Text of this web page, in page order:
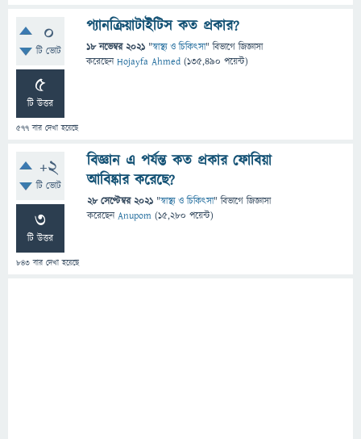
0
টি ভোট
5
টি উত্তর
577 বার দেখা হয়েছে
প্যানক্রিয়াটাইটিস কত প্রকার?
18 নভেম্বর 2021 "স্বাস্থ্য ও চিকিৎসা" বিভাগে জিজ্ঞাসা
করেছেনHojayfa Ahmed (135,490 পয়েন্ট)
+2
টি ভোট
3
টি উত্তর
843 বার দেখা হয়েছে
বিজ্ঞান এ পর্যন্ত কত প্রকার ফোবিয়া
আবিষ্কার করেছে?
28 সেপ্টেম্বর 2021 "স্বাস্থ্য ও চিকিৎসা" বিভাগে জিজ্ঞাসা
করেছেনAnupom (15,280 পয়েন্ট)